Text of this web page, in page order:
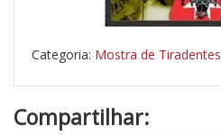
Categoria: Mostra de Tiradentes
Compartilhar: